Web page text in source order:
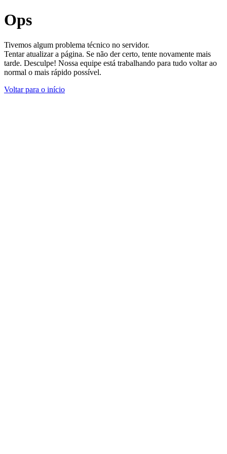
Ops
Tivemos algum problema técnico no servidor.
Tentar atualizar a página. Se não der certo, tente novamente mais
tarde. Desculpe! Nossa equipe está trabalhando para tudo voltar ao
normal o mais rápido possível.
Voltar para o início